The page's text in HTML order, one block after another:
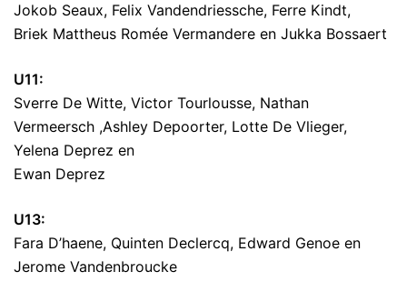
Jokob Seaux, Felix Vandendriessche, Ferre Kindt,
Briek Mattheus Romée Vermandere en Jukka Bossaert
U11:
Sverre De Witte, Victor Tourlousse, Nathan
Vermeersch ,Ashley Depoorter, Lotte De Vlieger,
Yelena Deprez en
Ewan Deprez
U13:
Fara D’haene, Quinten Declercq, Edward Genoe en
Jerome Vandenbroucke